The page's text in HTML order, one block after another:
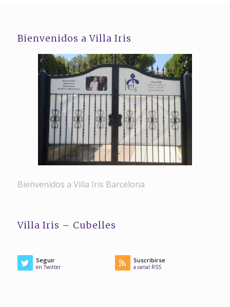
Bienvenidos a Villa Iris
Bienvenidos a Villa Iris Barcelona
Villa Iris – Cubelles
Seguir
en Twitter
Suscribirse
a canal RSS